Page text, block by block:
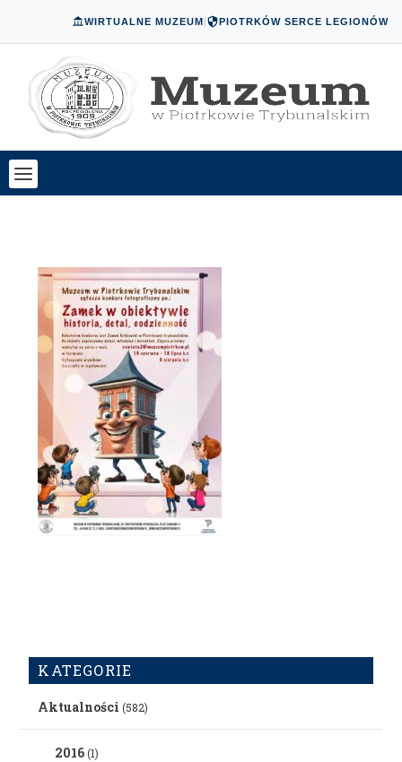
WIRTUALNE MUZEUM| PIOTRKÓW SERCE LEGIONÓW
KATEGORIE
Aktualności (582)
2016(1)